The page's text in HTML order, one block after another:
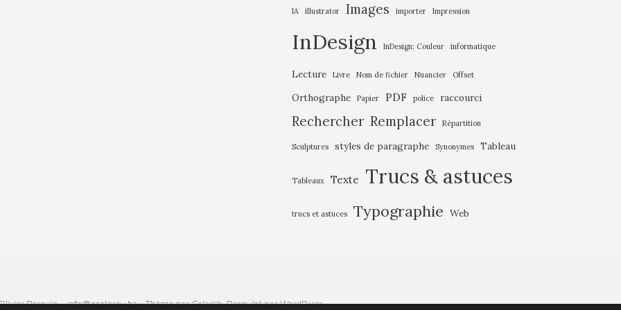
IA illustrator Images importer Impression
InDesign InDesign; Couleur informatique
Lecture Livre Nom de fichier Nuancier Offset
Orthographe Papier PDF police raccourci
Rechercher Remplacer Répartition
Sculptures styles de paragraphe Synonymes Tableau
Tableaux Texte Trucs & astuces
trucs et astuces Typographie Web
Berquin – info@coolgray.be – Thème parColorlib. Propulsé parWordPress